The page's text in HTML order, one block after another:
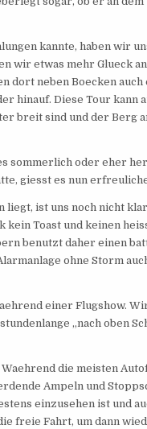
kannte, haben wir
wir etwas mehr Glueck
dort neben Boecken
hinauf. Diese Tour
breit sind und der
sommerlich oder eher
giesst es nun
liegt, ist uns noch nicht
Toast und keinen
benutzt daher einen
ohne Storm
einer Flugshow.
„nach oben
die meisten
Ampeln und
einzusehen ist und
freie Fahrt, um dann